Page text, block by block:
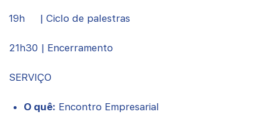
19h | Ciclo de palestras
21h30 | Encerramento
SERVIÇO
O quê: Encontro Empresarial